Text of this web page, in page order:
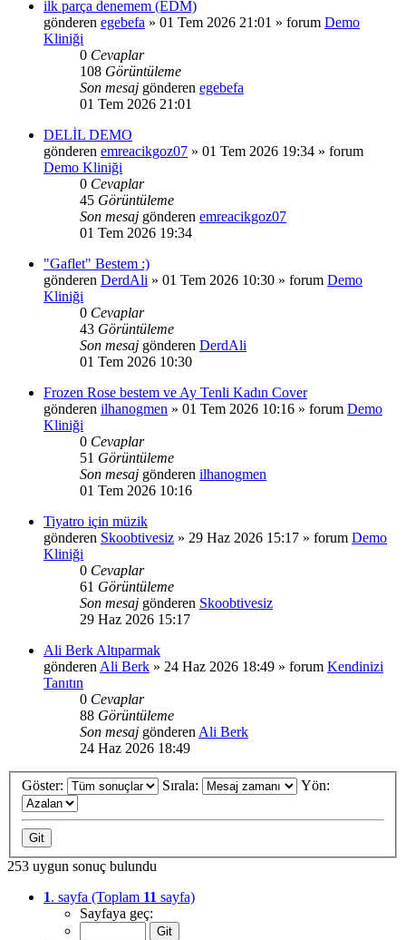
ilk parça denemem (EDM)
gönderen egebefa » 01 Tem 2026 21:01 » forum Demo
Kliniği
0 Cevaplar
108 Görüntüleme
Son mesaj gönderen egebefa
01 Tem 2026 21:01
DELİL DEMO
gönderen emreacikgoz07 » 01 Tem 2026 19:34 » forum
Demo Kliniği
0 Cevaplar
45 Görüntüleme
Son mesaj gönderen emreacikgoz07
01 Tem 2026 19:34
"Gaflet" Bestem :)
gönderen DerdAli » 01 Tem 2026 10:30 » forum Demo
Kliniği
0 Cevaplar
43 Görüntüleme
Son mesaj gönderen DerdAli
01 Tem 2026 10:30
Frozen Rose bestem ve Ay Tenli Kadın Cover
gönderen ilhanogmen » 01 Tem 2026 10:16 » forum Demo
Kliniği
0 Cevaplar
51 Görüntüleme
Son mesaj gönderen ilhanogmen
01 Tem 2026 10:16
Tiyatro için müzik
gönderen Skoobtivesiz » 29 Haz 2026 15:17 » forum Demo
Kliniği
0 Cevaplar
61 Görüntüleme
Son mesaj gönderen Skoobtivesiz
29 Haz 2026 15:17
Ali Berk Altıparmak
gönderen Ali Berk » 24 Haz 2026 18:49 » forum Kendinizi
Tanıtın
0 Cevaplar
88 Görüntüleme
Son mesaj gönderen Ali Berk
24 Haz 2026 18:49
Göster: Sırala: Yön:
253 uygun sonuç bulundu
1. sayfa (Toplam 11 sayfa)
Sayfaya geç: